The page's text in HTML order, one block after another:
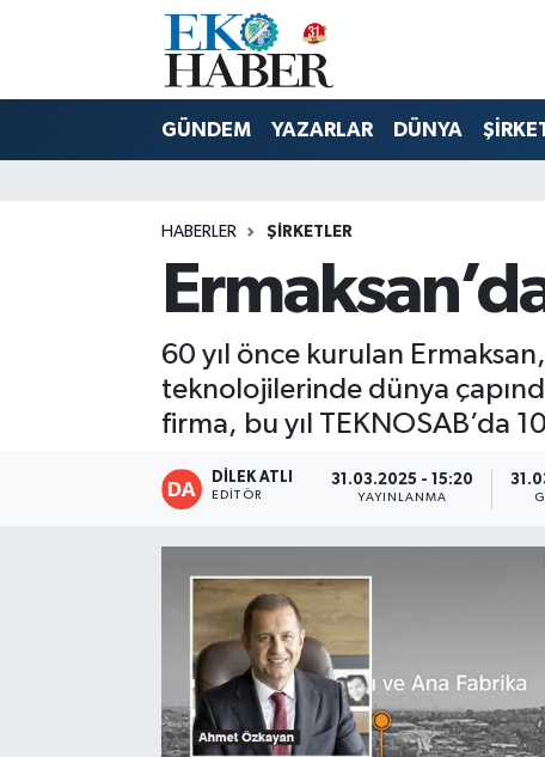
GÜNDEM YAZARLAR DÜNYA
HABERLER ŞIRKETLER
60 yıl önce kurulan
teknolojilerinde dünya
firma, bu yıl TEKNOSAB’da
DİLEK ATLI
EDITÖR
31.03.2025 - 15:20
YAYINLANMA
Hava Durumu
Tüm Manşetler
Haber Arşivi